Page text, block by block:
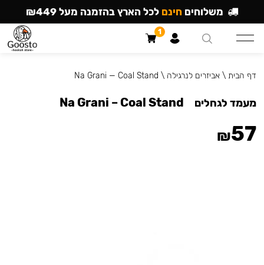
דף הבית \אביזרים לנרגילה \
Na Grani — Coal Stand
מעמד לגחלים Na Grani – Coal Stand
₪57
משלוחים חינם לכל הארץ בהזמנה מעל ₪449
1